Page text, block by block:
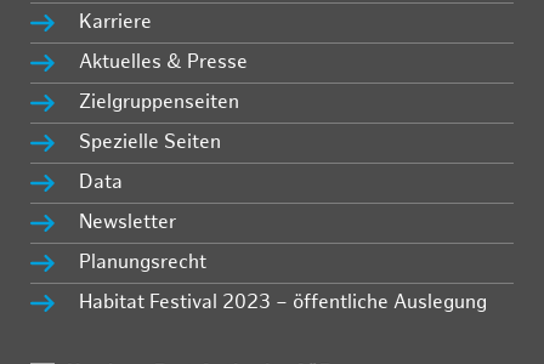
Karriere
Aktuelles & Presse
Zielgruppenseiten
Spezielle Seiten
Data
Newsletter
Planungsrecht
Habitat Festival 2023 – öffentliche Auslegung